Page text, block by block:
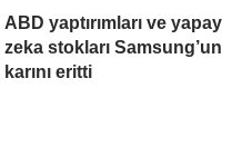
ABD yaptırımları ve yapay
zeka stokları Samsung’un
karını eritti